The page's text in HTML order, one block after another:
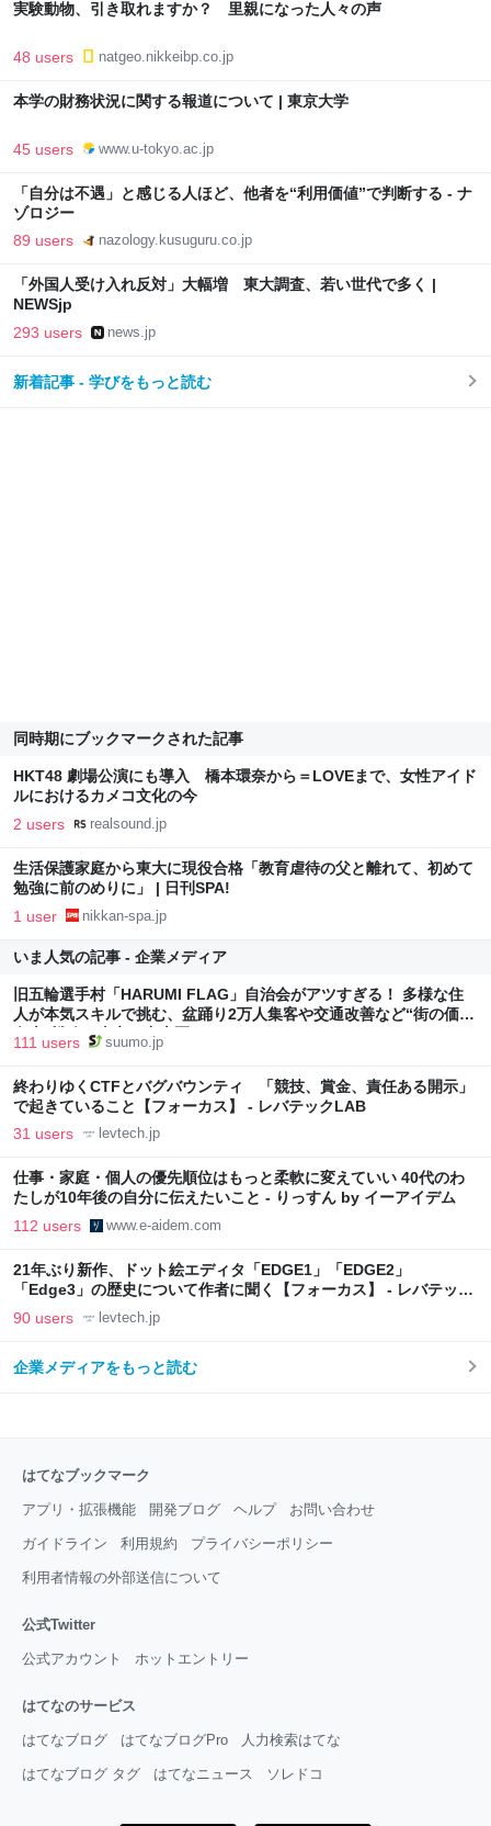
実験動物、引き取れますか？ 里親になった人々の声
48 users natgeo.nikkeibp.co.jp
本学の財務状況に関する報道について | 東京大学
45 users www.u-tokyo.ac.jp
「自分は不遇」と感じる人ほど、他者を“利用価値”で判断する - ナ
ゾロジー
89 users nazology.kusuguru.co.jp
「外国人受け入れ反対」大幅増 東大調査、若い世代で多く |
NEWSjp
293 users news.jp
新着記事 - 学びをもっと読む
同時期にブックマークされた記事
HKT48 劇場公演にも導入 橋本環奈から＝LOVEまで、女性アイド
ルにおけるカメコ文化の今
2 users realsound.jp
生活保護家庭から東大に現役合格「教育虐待の父と離れて、初めて
勉強に前のめりに」 | 日刊SPA!
1 user nikkan-spa.jp
いま人気の記事 - 企業メディア
旧五輪選手村「HARUMI FLAG」自治会がアツすぎる！ 多様な住
人が本気スキルで挑む、盆踊り2万人集客や交通改善など“街の価値
向上”戦略 東京・中央区
111 users suumo.jp
終わりゆくCTFとバグバウンティ 「競技、賞金、責任ある開示」
で起きていること【フォーカス】 - レバテックLAB
31 users levtech.jp
仕事・家庭・個人の優先順位はもっと柔軟に変えていい 40代のわ
たしが10年後の自分に伝えたいこと - りっすん by イーアイデム
112 users www.e-aidem.com
21年ぶり新作、ドット絵エディタ「EDGE1」「EDGE2」
「Edge3」の歴史について作者に聞く【フォーカス】 - レバテック
LAB
90 users levtech.jp
企業メディアをもっと読む
はてなブックマーク
アプリ・拡張機能 開発ブログ ヘルプ お問い合わせ
ガイドライン 利用規約 プライバシーポリシー
利用者情報の外部送信について
公式Twitter
公式アカウント ホットエントリー
はてなのサービス
はてなブログ はてなブログPro 人力検索はてな
はてなブログ タグ はてなニュース ソレドコ